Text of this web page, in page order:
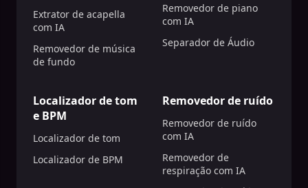
Extrator de acapella
com IA
Removedor de música
de fundo
Removedor de piano
com IA
Separador de Áudio
Localizador de tom
e BPM
Localizador de tom
Localizador de BPM
Removedor de ruído
Removedor de ruído
com IA
Removedor de
respiração com IA